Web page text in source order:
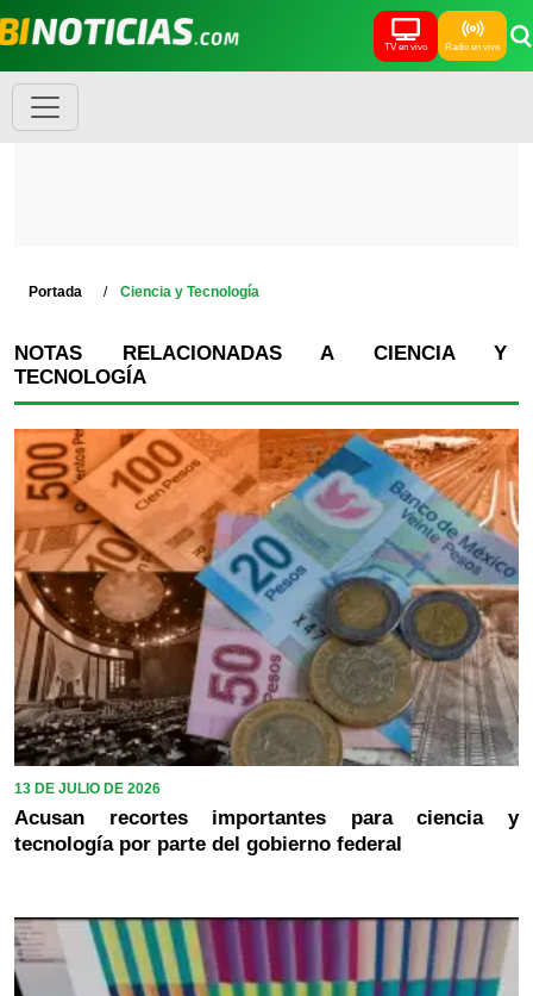
TV en vivo Radio en vivo
Portada Ciencia y Tecnología
NOTAS RELACIONADAS A CIENCIA Y
TECNOLOGÍA
13 DE JULIO DE 2026
Acusan recortes importantes para ciencia y
tecnología por parte del gobierno federal